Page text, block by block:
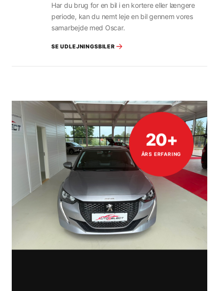
Har du brug for en bil i en kortere eller længere
periode, kan du nemt leje en bil gennem vores
samarbejde med Oscar.
SE UDLEJNINGSBILER
20+
ÅRS ERFARING